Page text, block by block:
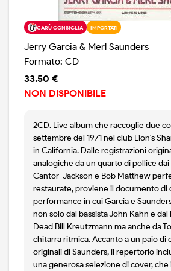
CARÙ CONSIGLIA IMPORTATI
Jerry Garcia & Merl Saunders
Formato: CD
33.50 €
NON DISPONIBILE
2CD. Live album che raccoglie due
settembre del 1971 nel club Lion's
in California. Dalle registrazioni
analogiche da un quarto di pollice
Cantor-Jackson e Bob Matthew
restaurate, proviene il documento di
performance in cui Garcia e
non solo dal bassista John Kahn e
Dead Bill Kreutzmann ma anche da
chitarra ritmica. Accanto a un paio di
originali di Saunders, il repertorio
una generosa selezione di cover,